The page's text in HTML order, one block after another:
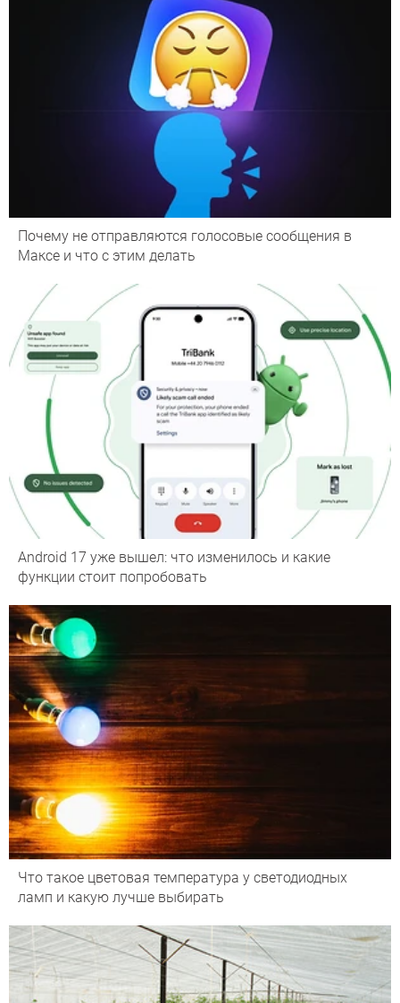
Почему не отправляются голосовые сообщения в
Максе и что с этим делать
Android 17 уже вышел: что изменилось и какие
функции стоит попробовать
Что такое цветовая температура у светодиодных
ламп и какую лучше выбирать